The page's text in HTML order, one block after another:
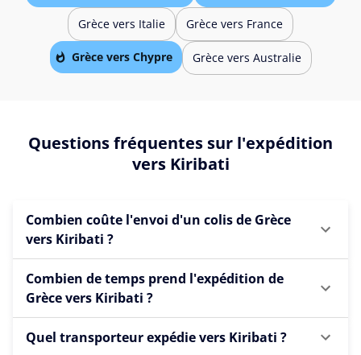
Grèce vers Italie Grèce vers France
Grèce vers Chypre Grèce vers Australie
Questions fréquentes sur l'expédition
vers Kiribati
Combien coûte l'envoi d'un colis de Grèce
vers Kiribati ?
Combien de temps prend l'expédition de
Grèce vers Kiribati ?
Quel transporteur expédie vers Kiribati ?